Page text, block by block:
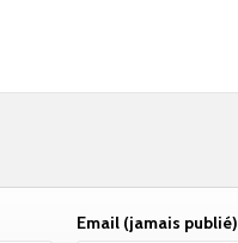
Email (jamais publié)